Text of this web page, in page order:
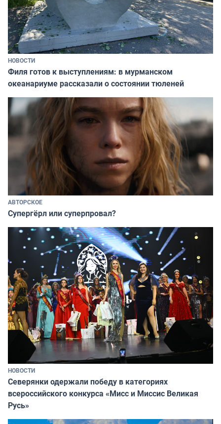
НОВОСТИ
Филя готов к выступлениям: в мурманском
океанариуме рассказали о состоянии тюленей
АВТОРСКОЕ
Супергёрл или суперпровал?
НОВОСТИ
Северянки одержали победу в категориях
всероссийского конкурса «Мисс и Миссис Великая
Русь»